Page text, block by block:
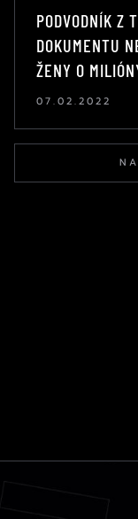
PODVODNÍK Z
DOKUMENTU
ŽENY O
07.02.2022